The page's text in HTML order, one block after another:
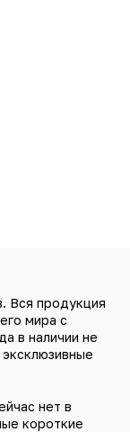
Вся продукция
мира с
в наличии не
нет в
короткие
взрыв